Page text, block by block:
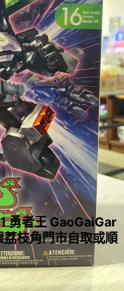
勇者王 GaoGaiGar
枝角門市自取或順